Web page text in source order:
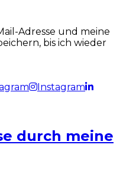
Adresse und meine
bis ich wieder
Instagram
durch meine